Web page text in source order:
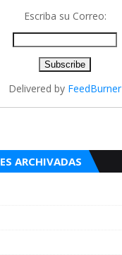
Escriba su Correo:
Delivered by FeedBurner
ARCHIVADAS